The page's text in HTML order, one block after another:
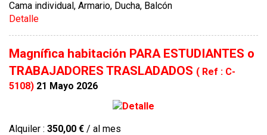
Cama individual, Armario, Ducha, Balcón
Detalle
Magnífica habitación PARA ESTUDIANTES o
TRABAJADORES TRASLADADOS ( Ref : C-
5108) 21 Mayo 2026
Alquiler : 350,00 € / al mes